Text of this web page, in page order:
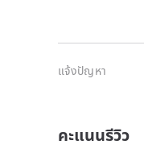
แจ้งปัญหา
คะแนนรีวิว